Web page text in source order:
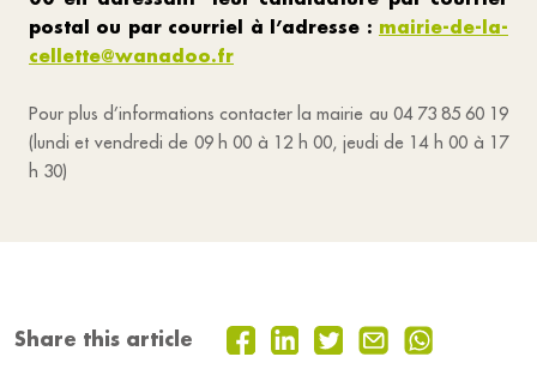
postal ou par courriel à l’adresse : mairie-de-la-
cellette@wanadoo.fr
Pour plus d’informations contacter la mairie au 04 73 85 60 19
(lundi et vendredi de 09 h 00 à 12 h 00, jeudi de 14 h 00 à 17
h 30)
Share this article